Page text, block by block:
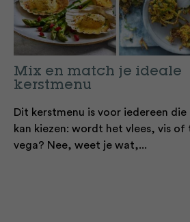
Mix en match je ideale
kerstmenu
Dit kerstmenu is voor iedereen die
kan kiezen: wordt het vlees, vis of
vega? Nee, weet je wat,...